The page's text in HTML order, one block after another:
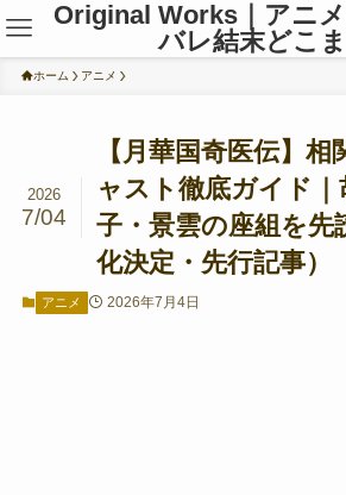
Original Works｜アニ
バレ結末どこ
ホーム アニメ
【月華国奇医伝】相
ャスト徹底ガイド
子・景雲の座組を先
化決定・先行記事）
2026
7/04
アニメ 2026年7月4日